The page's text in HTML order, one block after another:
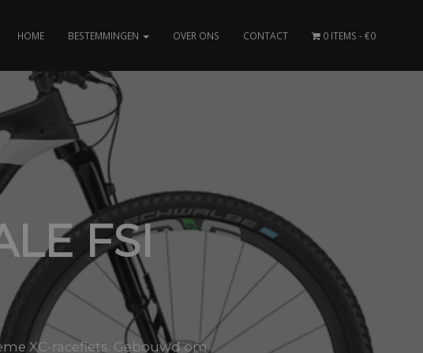
HOME BESTEMMINGEN OVER ONS CONTACT 0 ITEMS €0
FSI
XC-racefiets. Gebouwd om